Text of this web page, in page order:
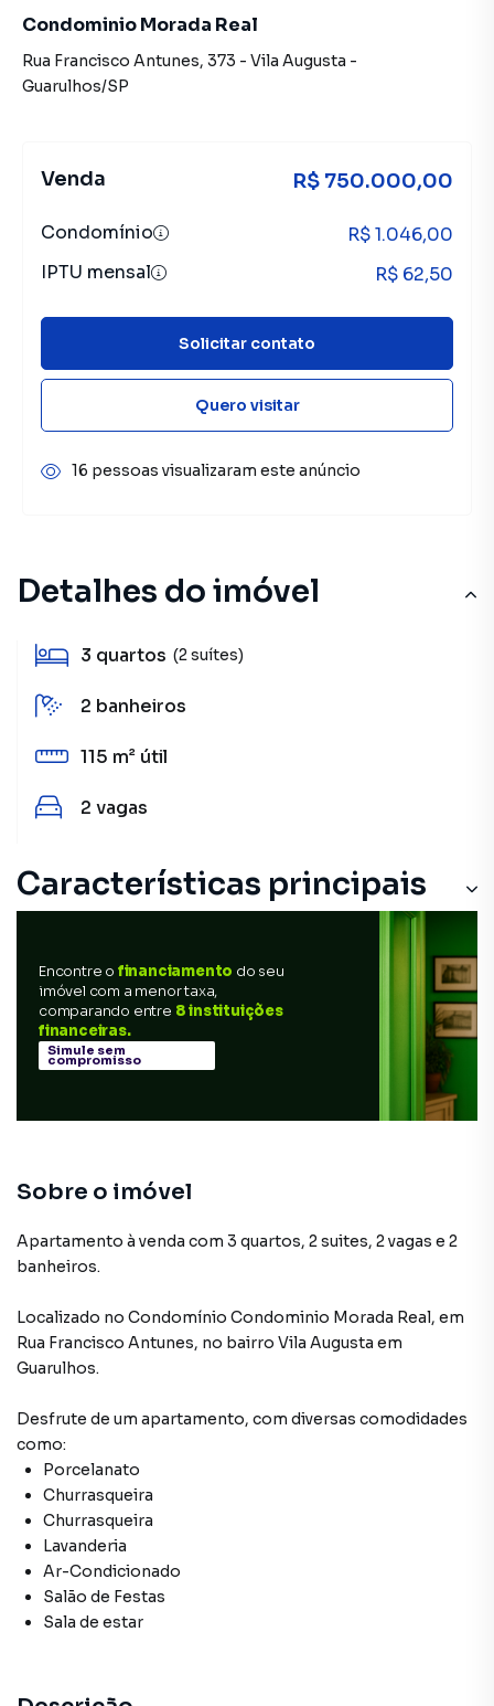
Detalhes do imóvel
3 quartos (2 suítes)
2 banheiros
115 m² útil
2 vagas
Características principais
Encontre o financiamento do seu
imóvel com a menor taxa,
comparando entre 8 instituições
financeiras.
Simule sem
compromisso
Sobre o imóvel
Apartamento à venda com 3 quartos, 2 suites, 2 vagas e 2
banheiros.
Localizado no Condomínio Condominio Morada Real, em
Rua Francisco Antunes, no bairro Vila Augusta em
Guarulhos.
Desfrute de um apartamento, com diversas comodidades
como:
Porcelanato
Churrasqueira
Churrasqueira
Lavanderia
Ar-Condicionado
Salão de Festas
Sala de estar
Condominio Morada Real
Rua Francisco Antunes, 373 - Vila Augusta -
Guarulhos/SP
Venda R$ 750.000,00
Condomínio
R$ 1.046,00
IPTU mensal
R$ 62,50
Solicitar contato
Quero visitar
16 pessoas visualizaram este anúncio